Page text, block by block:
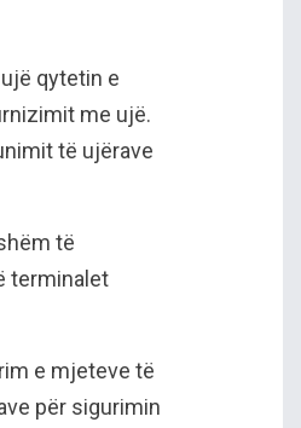
qytetin e
me ujë.
të ujërave
të
terminalet
e mjeteve të
për sigurimin